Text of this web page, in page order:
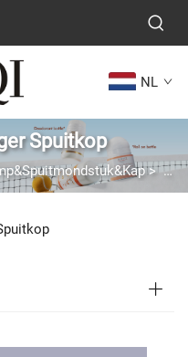
NL
Spuitkop
>